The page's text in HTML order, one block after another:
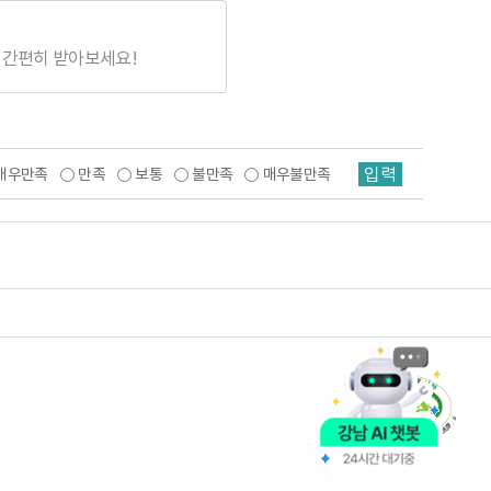
편히 받아보세요!
우만족 만족 보통 불만족 매우불만족 입력